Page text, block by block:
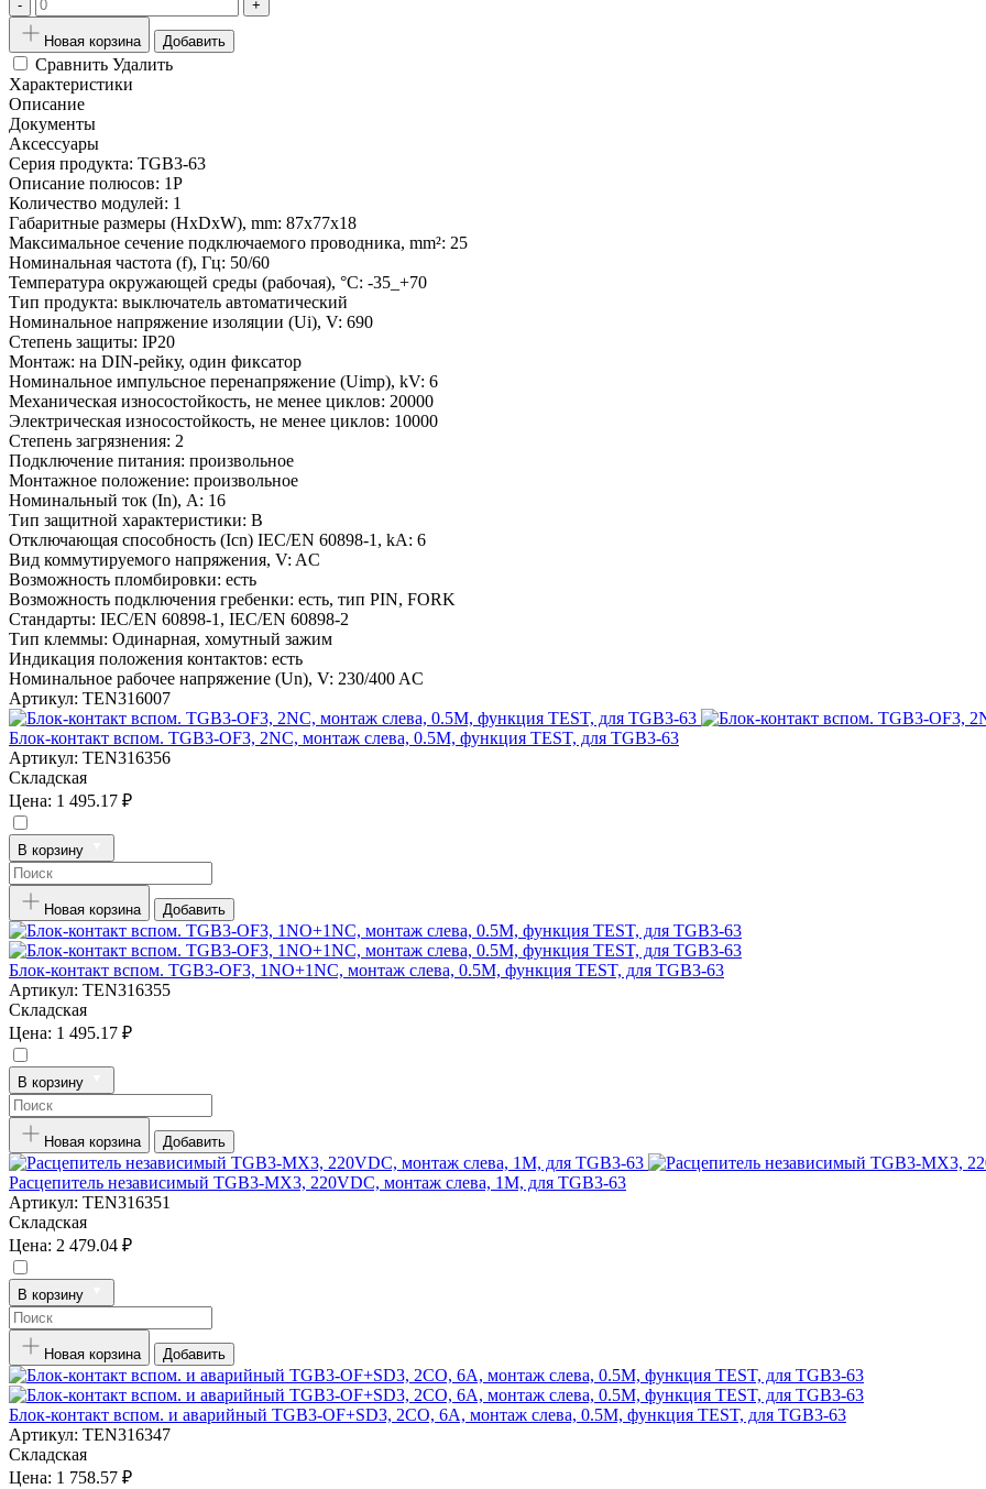
- +
Новая корзина Добавить
Сравнить Удалить
Характеристики
Описание
Документы
Аксессуары
Серия продукта: TGB3-63
Описание полюсов: 1P
Количество модулей: 1
Габаритные размеры (HxDxW), mm: 87x77x18
Максимальное сечение подключаемого проводника, mm²: 25
Номинальная частота (f), Гц: 50/60
Температура окружающей среды (рабочая), °С: -35_+70
Тип продукта: выключатель автоматический
Номинальное напряжение изоляции (Ui), V: 690
Степень защиты: IP20
Монтаж: на DIN-рейку, один фиксатор
Номинальное импульсное перенапряжение (Uimp), kV: 6
Механическая износостойкость, не менее циклов: 20000
Электрическая износостойкость, не менее циклов: 10000
Степень загрязнения: 2
Подключение питания: произвольное
Монтажное положение: произвольное
Номинальный ток (In), A: 16
Тип защитной характеристики: B
Отключающая способность (Icn) IEC/EN 60898-1, kA: 6
Вид коммутируемого напряжения, V: AC
Возможность пломбировки: есть
Возможность подключения гребенки: есть, тип PIN, FORK
Стандарты: IEC/EN 60898-1, IEC/EN 60898-2
Тип клеммы: Одинарная, хомутный зажим
Индикация положения контактов: есть
Номинальное рабочее напряжение (Un), V: 230/400 AC
Артикул: TEN316007
Блок-контакт вспом. TGB3-OF3, 2NC, монтаж слева, 0.5M, функция TEST, для TGB3-63
Артикул: TEN316356
Складская
Цена: 1 495.17 ₽
В корзину
Новая корзина Добавить
Блок-контакт вспом. TGB3-OF3, 1NO+1NC, монтаж слева, 0.5M, функция TEST, для TGB3-63
Артикул: TEN316355
Складская
Цена: 1 495.17 ₽
В корзину
Новая корзина Добавить
Расцепитель независимый TGB3-MX3, 220VDC, монтаж слева, 1M, для TGB3-63
Артикул: TEN316351
Складская
Цена: 2 479.04 ₽
В корзину
Новая корзина Добавить
Блок-контакт вспом. и аварийный TGB3-OF+SD3, 2CO, 6A, монтаж слева, 0.5M, функция TEST, для TGB3-63
Артикул: TEN316347
Складская
Цена: 1 758.57 ₽